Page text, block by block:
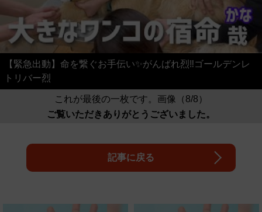
【緊急出動】命を繋ぐお手伝い✨がんばれ烈‼️ゴールデンレ
トリバー烈
これが最後の一枚です。画像（8/8）
ご覧いただきありがとうございました。
記事に戻る